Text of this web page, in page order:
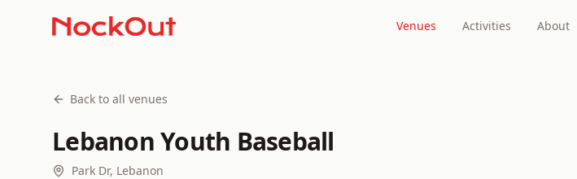
Venues Activities About
Back to all venues
Lebanon Youth Baseball
Park Dr, Lebanon